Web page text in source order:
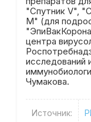
"Спутник V",
М" (для
центра
исследований
Чумакова.
Источник: